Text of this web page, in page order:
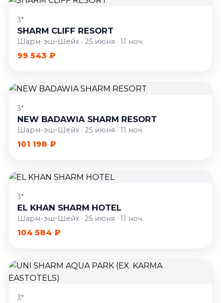
3*
SHARM CLIFF RESORT
Шарм-эш-Шейх · 25 июня · 11 ноч.
99 543 ₽
3*
NEW BADAWIA SHARM RESORT
Шарм-эш-Шейх · 25 июня · 11 ноч.
101 198 ₽
3*
EL KHAN SHARM HOTEL
Шарм-эш-Шейх · 25 июня · 11 ноч.
104 584 ₽
3*